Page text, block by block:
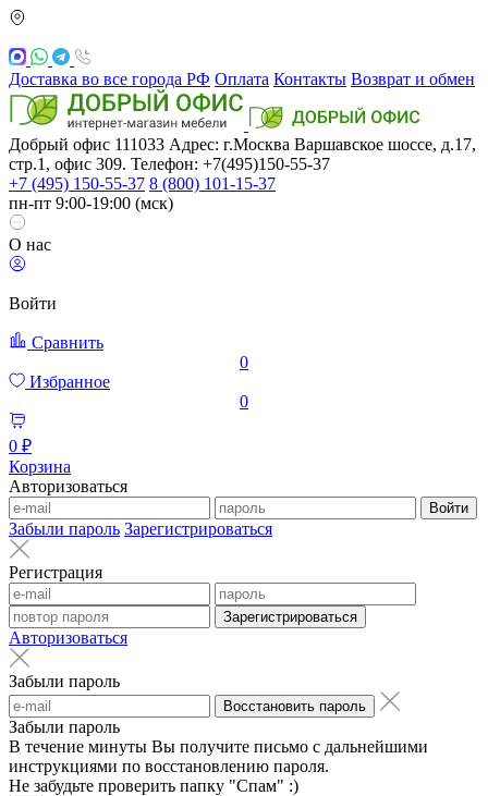
Доставка во все города РФ Оплата Контакты Возврат и обмен
Добрый офис 111033 Адрес: г.Москва Варшавское шоссе, д.17,
стр.1, офис 309. Телефон: +7(495)150-55-37
+7 (495) 150-55-37 8 (800) 101-15-37
пн-пт 9:00-19:00 (мск)
О нас
Войти
Сравнить
0
Избранное
0
0 ₽
Корзина
Авторизоваться
Войти
Забыли пароль Зарегистрироваться
Регистрация
Зарегистрироваться
Авторизоваться
Забыли пароль
Восстановить пароль
Забыли пароль
В течение минуты Вы получите письмо с дальнейшими
инструкциями по восстановлению пароля.
Не забудьте проверить папку "Спам" :)